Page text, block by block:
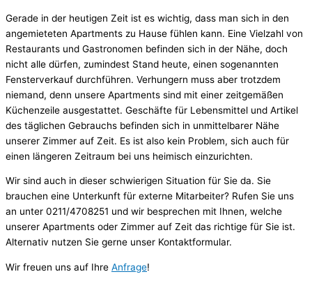
Gerade in der heutigen Zeit ist es wichtig, dass man sich in den
angemieteten Apartments zu Hause fühlen kann. Eine Vielzahl von
Restaurants und Gastronomen befinden sich in der Nähe, doch
nicht alle dürfen, zumindest Stand heute, einen sogenannten
Fensterverkauf durchführen. Verhungern muss aber trotzdem
niemand, denn unsere Apartments sind mit einer zeitgemäßen
Küchenzeile ausgestattet. Geschäfte für Lebensmittel und Artikel
des täglichen Gebrauchs befinden sich in unmittelbarer Nähe
unserer Zimmer auf Zeit. Es ist also kein Problem, sich auch für
einen längeren Zeitraum bei uns heimisch einzurichten.
Wir sind auch in dieser schwierigen Situation für Sie da. Sie
brauchen eine Unterkunft für externe Mitarbeiter? Rufen Sie uns
an unter 0211/4708251 und wir besprechen mit Ihnen, welche
unserer Apartments oder Zimmer auf Zeit das richtige für Sie ist.
Alternativ nutzen Sie gerne unser Kontaktformular.
Wir freuen uns auf Ihre Anfrage!